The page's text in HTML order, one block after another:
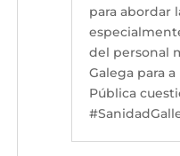
para abordar
del personal
Galega para
Pública